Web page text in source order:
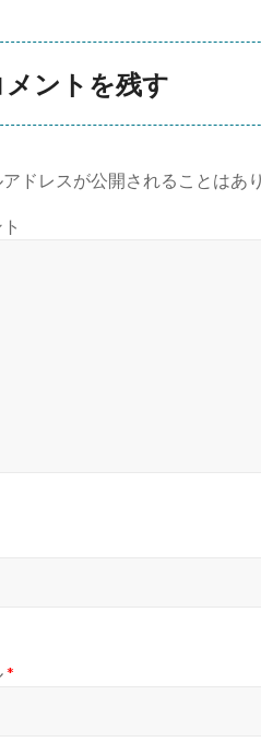
メントを残す
アドレスが公開されることはあ
*